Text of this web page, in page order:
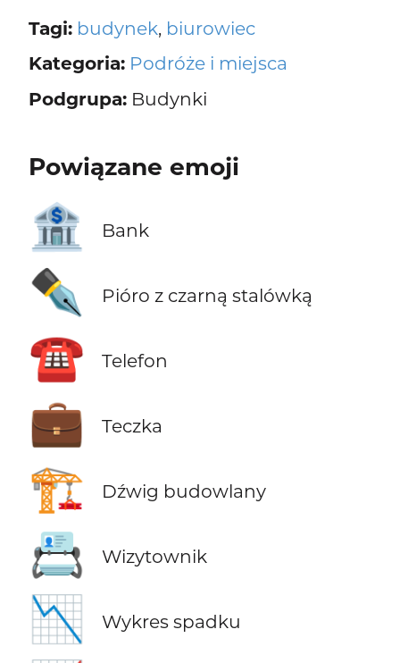
Tagi: budynek, biurowiec
Kategoria: Podróże i miejsca
Podgrupa:Budynki
Powiązane emoji
🏦 Bank
✒️ Pióro z czarną stalówką
☎️ Telefon
💼 Teczka
🏗️ Dźwig budowlany
📇 Wizytownik
📉 Wykres spadku